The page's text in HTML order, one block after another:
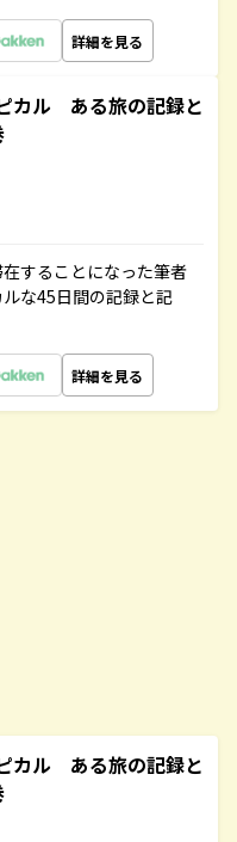
詳細を見る
カル ある旅の記録と
することになった筆者
な45日間の記録と記
詳細を見る
カル ある旅の記録と